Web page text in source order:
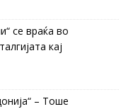
се враќа во
кај
– Тоше